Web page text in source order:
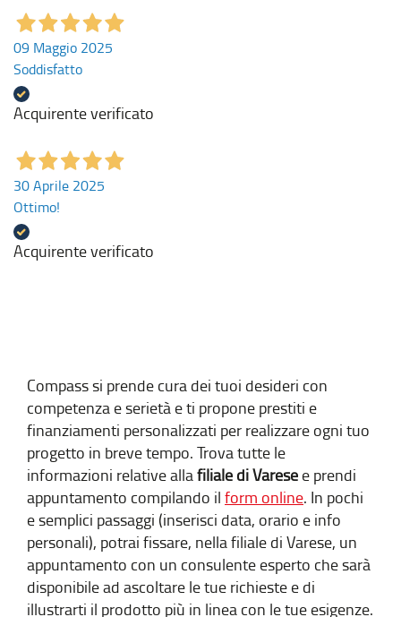
09 Maggio 2025
Soddisfatto
Acquirente verificato
30 Aprile 2025
Ottimo!
Acquirente verificato
Compass si prende cura dei tuoi desideri con
competenza e serietà e ti propone prestiti e
finanziamenti personalizzati per realizzare ogni tuo
progetto in breve tempo. Trova tutte le
informazioni relative allafiliale di Varese e prendi
appuntamento compilando il form online. In pochi
e semplici passaggi (inserisci data, orario e info
personali), potrai fissare, nella filiale di Varese, un
appuntamento con un consulente esperto che sarà
disponibile ad ascoltare le tue richieste e di
illustrarti il prodotto più in linea con le tue esigenze.